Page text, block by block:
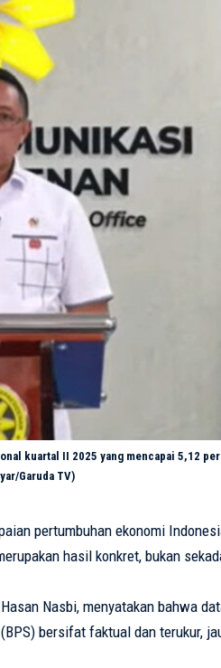
kuartal II 2025 yang mencapai 5,12
Garuda TV)
pertumbuhan ekonomi
hasil konkret, bukan
Nasbi, menyatakan bahwa
bersifat faktual dan terukur,